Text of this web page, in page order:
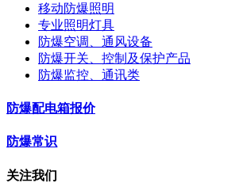
移动防爆照明
专业照明灯具
防爆空调、通风设备
防爆开关、控制及保护产品
防爆监控、通讯类
防爆配电箱报价
防爆常识
关注我们